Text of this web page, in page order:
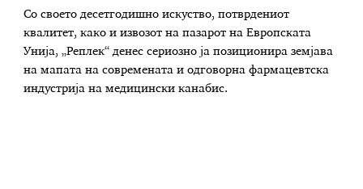
Со своето десетгодишно искуство, потврдениот
квалитет, како и извозот на пазарот на Европската
Унија, „Реплек“ денес сериозно ја позиционира земјава
на мапата на современата и одговорна фармацевтска
индустрија на медицински канабис.